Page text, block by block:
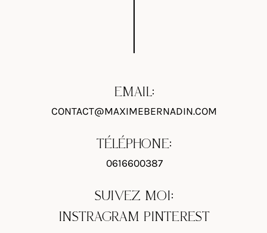
EMAIL:
CONTACT@MAXIMEBERNADIN.COM
TÉLÉPHONE:
0616600387
SUIVEZ MOI:
INSTRAGRAM PINTEREST